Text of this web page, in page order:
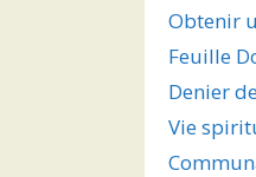
Obtenir
Feuille
Denier
Vie